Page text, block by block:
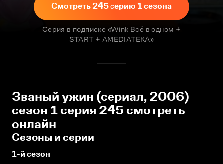
Смотреть 245 серию 1 сезона
Серия в подписке «Wink Всё в одном +
START + AMEDIATEKA»
Званый ужин (сериал, 2006)
сезон 1 серия 245 смотреть
онлайн
Сезоны и серии
1-й сезон